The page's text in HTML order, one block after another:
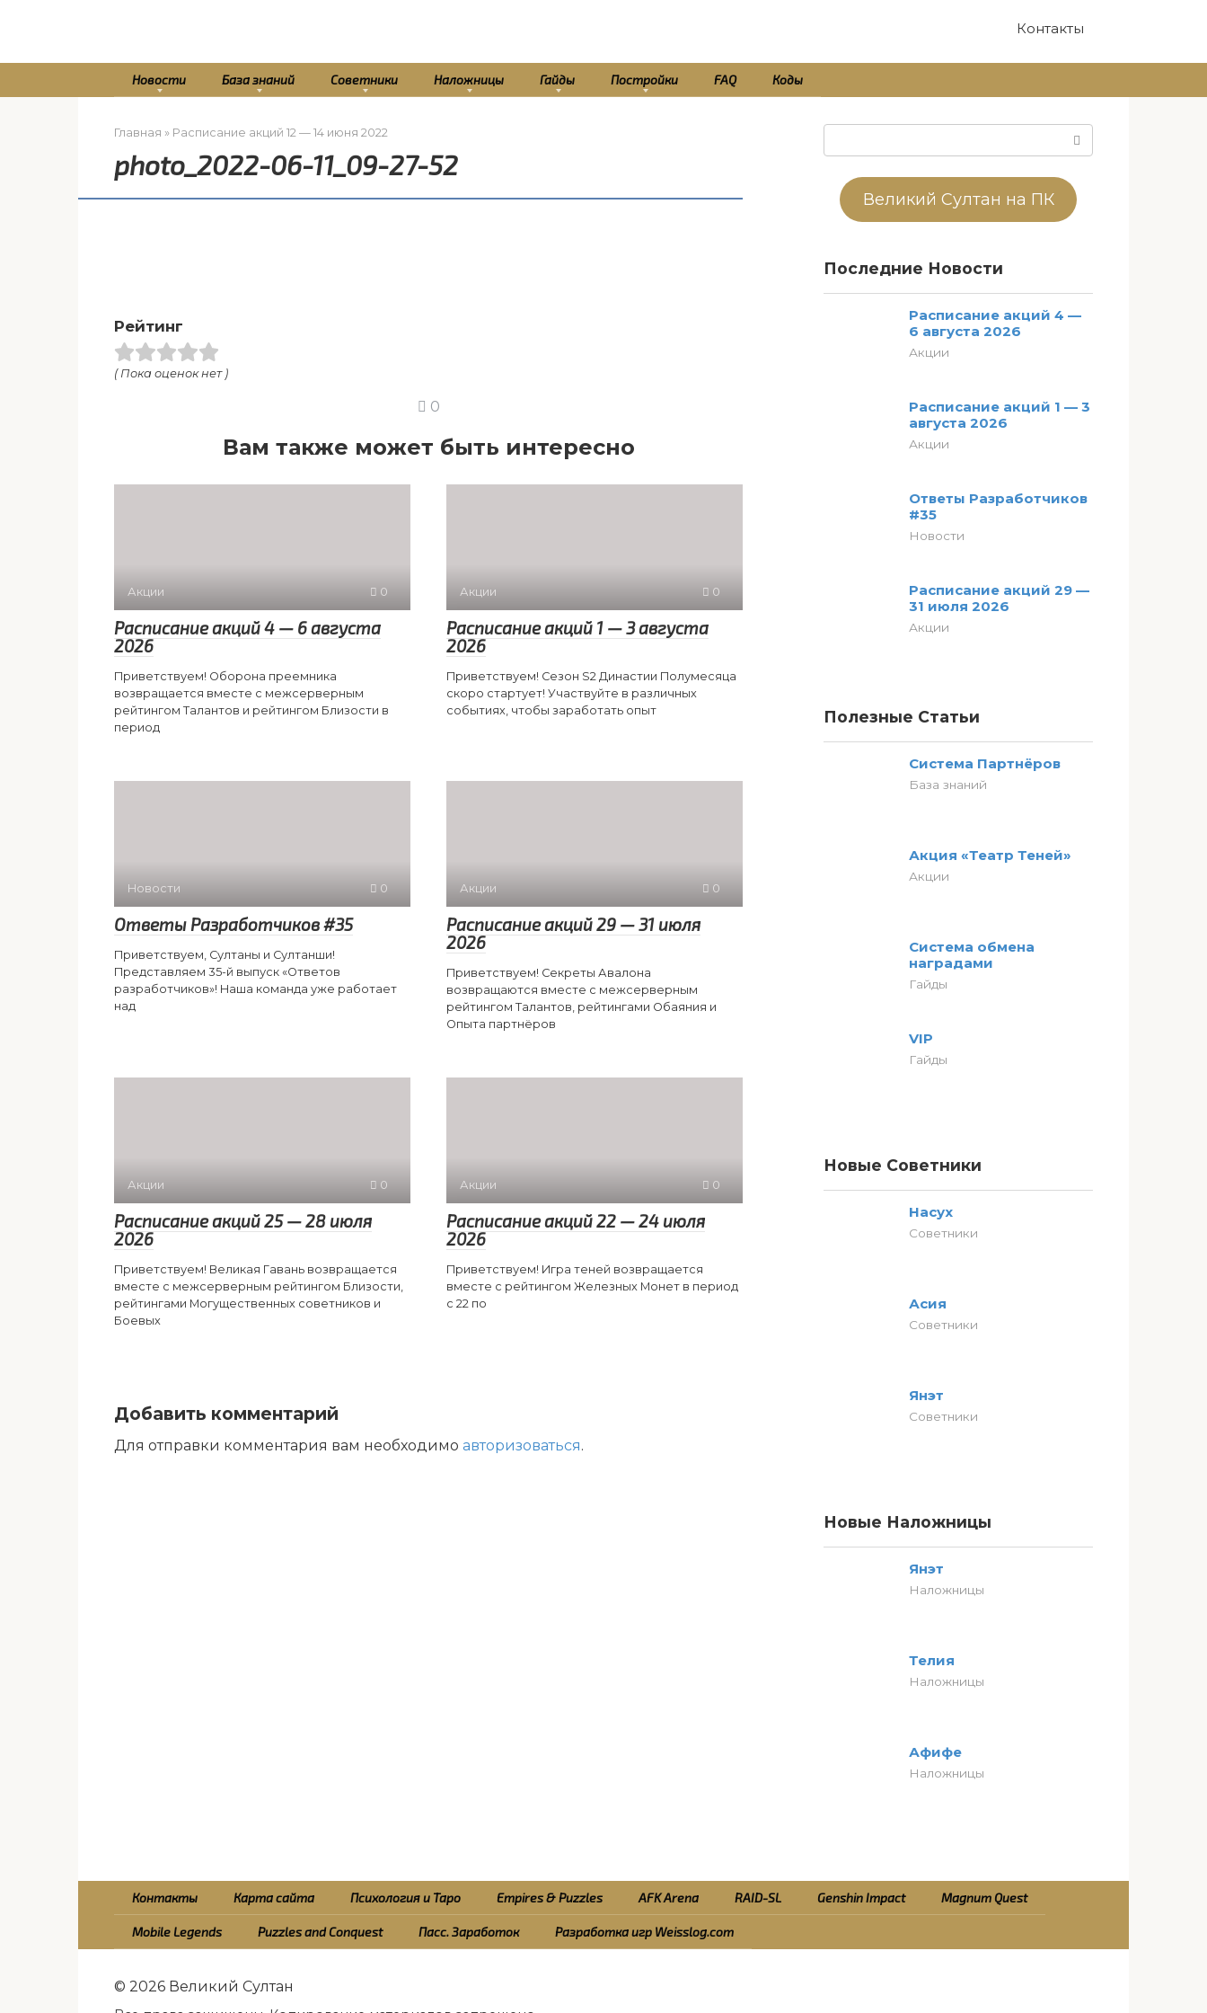
Контакты
Новости База знаний Советники Наложницы Гайды Постройки FAQ Коды
Главная » Расписание акций 12 — 14 июня 2022
photo_2022-06-11_09-27-52
Рейтинг
( Пока оценок нет )
0
Вам также может быть интересно
Акции 0
Расписание акций 4 — 6 августа
2026
Приветствуем! Оборона преемника
возвращается вместе с межсерверным
рейтингом Талантов и рейтингом Близости в
период
Акции 0
Расписание акций 1 — 3 августа
2026
Приветствуем! Сезон S2 Династии Полумесяца
скоро стартует! Участвуйте в различных
событиях, чтобы заработать опыт
Новости 0
Ответы Разработчиков #35
Приветствуем, Султаны и Султанши!
Представляем 35-й выпуск «Ответов
разработчиков»! Наша команда уже работает
над
Акции 0
Расписание акций 29 — 31 июля
2026
Приветствуем! Секреты Авалона
возвращаются вместе с межсерверным
рейтингом Талантов, рейтингами Обаяния и
Опыта партнёров
Акции 0
Расписание акций 25 — 28 июля
2026
Приветствуем! Великая Гавань возвращается
вместе с межсерверным рейтингом Близости,
рейтингами Могущественных советников и
Боевых
Акции 0
Расписание акций 22 — 24 июля
2026
Приветствуем! Игра теней возвращается
вместе с рейтингом Железных Монет в период
с 22 по
Добавить комментарий
Для отправки комментария вам необходимо авторизоваться.
Великий Султан на ПК
Последние Новости
Расписание акций 4 —
6 августа 2026
Акции
Расписание акций 1 — 3
августа 2026
Акции
Ответы Разработчиков
#35
Новости
Расписание акций 29 —
31 июля 2026
Акции
Полезные Статьи
Система Партнёров
База знаний
Акция «Театр Теней»
Акции
Система обмена
наградами
Гайды
VIP
Гайды
Новые Советники
Насух
Советники
Асия
Советники
Янэт
Советники
Новые Наложницы
Янэт
Наложницы
Телия
Наложницы
Афифе
Наложницы
Контакты Карта сайта Психология и Таро Empires & Puzzles AFK Arena RAID-SL Genshin Impact Magnum Quest
Mobile Legends Puzzles and Conquest Пасс. Заработок Разработка игр Weisslog.com
© 2026 Великий Султан